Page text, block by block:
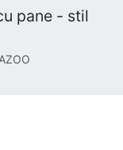
pane - stil